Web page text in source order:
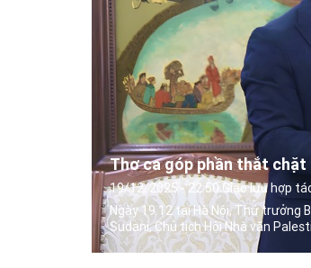
Thơ ca góp phần thắt
19/12/2025 - 22:50 Giao
Ngày 19.12 tại Hà Nội, Thứ trưởng
Sudani, Chủ tịch Hội Nhà văn